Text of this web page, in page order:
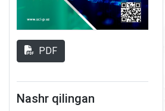
PDF
Nashr qilingan